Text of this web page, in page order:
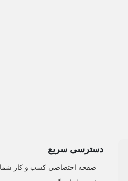
دسترسی سریع
صفحه اختصاصی کسب و کار شما